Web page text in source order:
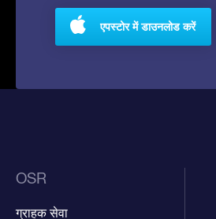
एपस्टोर में डाउनलोड करें
OSR
ग्राहक सेवा